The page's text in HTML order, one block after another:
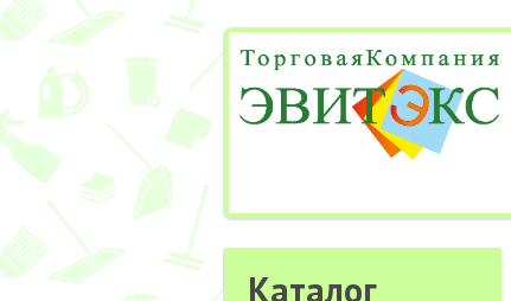
Каталог